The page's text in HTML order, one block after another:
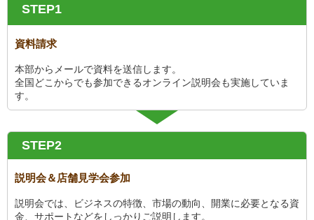
STEP1
資料請求
本部からメールで資料を送信します。
全国どこからでも参加できるオンライン説明会も実施していま
す。
STEP2
説明会＆店舗見学会参加
説明会では、ビジネスの特徴、市場の動向、開業に必要となる資
金、サポートなどをしっかりご説明します。